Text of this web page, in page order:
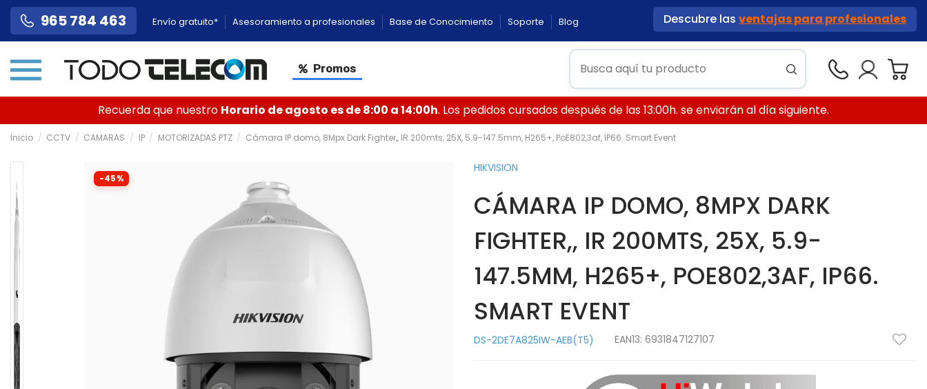
965 784 463 Envío gratuito* Asesoramiento a profesionales Base de Conocimiento Soporte Blog Descubre las ventajas para profesionales
Promos
Recuerda que nuestro Horario de agosto es de 8:00 a 14:00h. Los pedidos cursados después de las 13:00h. se enviarán al día siguiente.
Inicio CCTV CAMARAS IP MOTORIZADAS PTZ Cámara IP domo, 8Mpx Dark Fighter,, IR 200mts, 25X, 5.9-147.5mm, H265+, PoE802,3af, IP66. Smart Event
-45%
HIKVISION
CÁMARA IP DOMO, 8MPX DARK
FIGHTER,, IR 200MTS, 25X, 5.9-
147.5MM, H265+, POE802,3AF, IP66.
SMART EVENT
DS-2DE7A825IW-AEB(T5) EAN13: 6931847127107